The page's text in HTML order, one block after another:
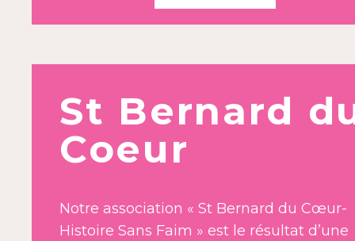
St Bernard
Coeur
Notre association « St Bernard du Cœur-
Histoire Sans Faim » est le résultat d’une